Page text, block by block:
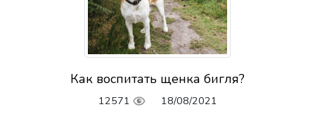
Как воспитать щенка бигля?
12571 18/08/2021